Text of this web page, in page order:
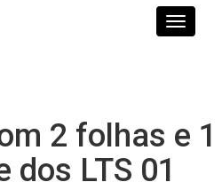
Toggle
2 folhas e 1
dos LTS 01